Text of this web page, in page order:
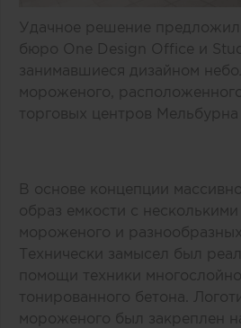
Удачное решение
бюро One Design Office и
занимавшиеся дизайном
мороженого,
торговых центров Мельбурна
В основе концепции
образ емкости с
мороженого и
Технически замысел был
помощи техники
тонированного бетона.
мороженого был закреплен